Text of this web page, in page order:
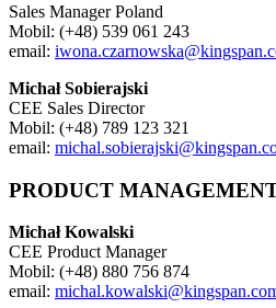
Sales Manager Poland
Mobil: (+48) 539 061 243
email:
Michał Sobierajski
CEE Sales Director
Mobil: (+48) 789 123 321
email:
PRODUCT
Michał Kowalski
CEE Product Manager
Mobil: (+48) 880 756 874
email: